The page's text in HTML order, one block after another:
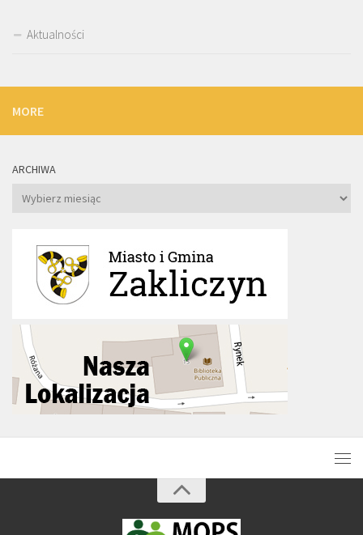
Aktualności
MORE
ARCHIWA
Archiwa